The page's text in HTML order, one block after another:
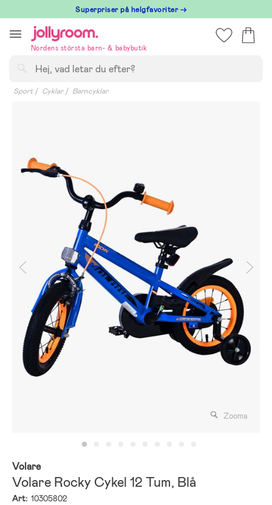
till
innehållet
Superpriser på helgfavoriter →
Nordens största barn- & babybutik
Sport Cyklar Barncyklar
Zooma
Volare
Volare Rocky Cykel 12 Tum, Blå
Art: 10305802